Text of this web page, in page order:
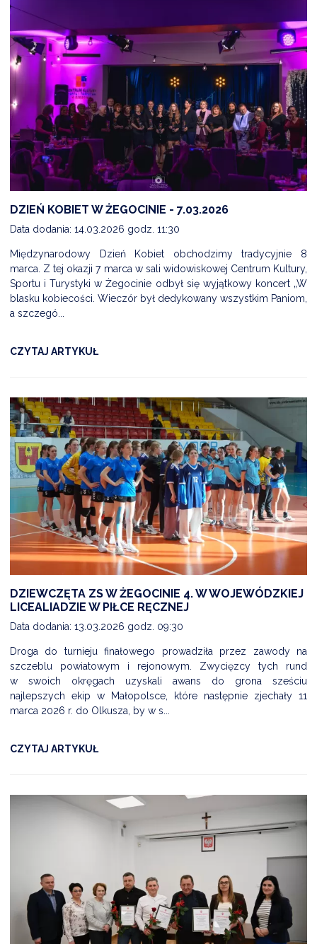
DZIEŃ KOBIET W ŻEGOCINIE - 7.03.2026
Data dodania: 14.03.2026 godz. 11:30
Międzynarodowy Dzień Kobiet obchodzimy tradycyjnie 8
marca. Z tej okazji 7 marca w sali widowiskowej Centrum Kultury,
Sportu i Turystyki w Żegocinie odbył się wyjątkowy koncert „W
blasku kobiecości. Wieczór był dedykowany wszystkim Paniom,
a szczegó...
CZYTAJ ARTYKUŁ
DZIEWCZĘTA ZS W ŻEGOCINIE 4. W WOJEWÓDZKIEJ
LICEALIADZIE W PIŁCE RĘCZNEJ
Data dodania: 13.03.2026 godz. 09:30
Droga do turnieju finałowego prowadziła przez zawody na
szczeblu powiatowym i rejonowym. Zwycięzcy tych rund
w swoich okręgach uzyskali awans do grona sześciu
najlepszych ekip w Małopolsce, które następnie zjechały 11
marca 2026 r. do Olkusza, by w s...
CZYTAJ ARTYKUŁ